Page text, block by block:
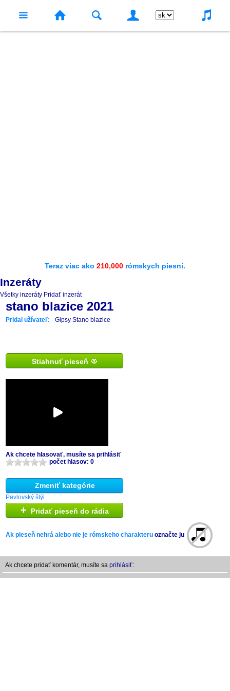
Teraz viac ako 210,000 rómskych piesní.
Inzeráty
Všetky inzeráty Pridať inzerát
stano blazice 2021
Pridal užívateľ: Gipsy Stano blazice
Stiahnuť pieseň
Ak chcete hlasovať, musíte sa prihlásiť
počet hlasov: 0
Zmeniť kategórie
Pavlovský štýl
+ Pridať pieseň do rádia
Ak pieseň nehrá alebo nie je rómskeho charakteru označte ju
Ak chcete pridať komentár, musíte sa prihlásiť: